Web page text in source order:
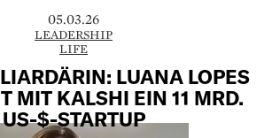
05.03.26
LEADERSHIP
LIFE
LUANA LOPES
MIT KALSHI EIN 11 MRD.
US-$-STARTUP